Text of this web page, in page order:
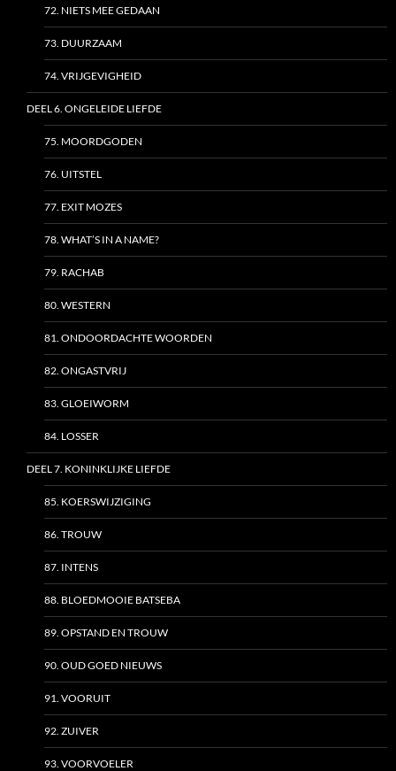
72. NIETS MEE GEDAAN
73. DUURZAAM
74. VRIJGEVIGHEID
DEEL 6. ONGELEIDE LIEFDE
75. MOORDGODEN
76. UITSTEL
77. EXIT MOZES
78. WHAT’S IN A NAME?
79. RACHAB
80. WESTERN
81. ONDOORDACHTE WOORDEN
82. ONGASTVRIJ
83. GLOEIWORM
84. LOSSER
DEEL 7. KONINKLIJKE LIEFDE
85. KOERSWIJZIGING
86. TROUW
87. INTENS
88. BLOEDMOOIE BATSEBA
89. OPSTAND EN TROUW
90. OUD GOED NIEUWS
91. VOORUIT
92. ZUIVER
93. VOORVOELER